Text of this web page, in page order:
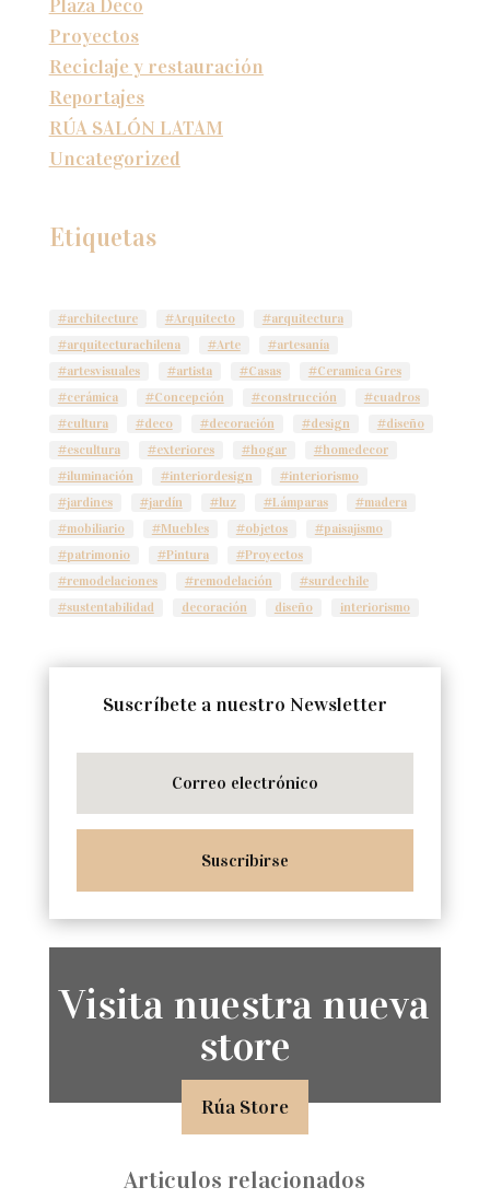
Plaza Deco
Proyectos
Reciclaje y restauración
Reportajes
RÚA SALÓN LATAM
Uncategorized
Etiquetas
#architecture #Arquitecto
#arquitectura
#arquitecturachilena
#Arte
#artesanía
#artesvisuales
#artista #Casas
#Ceramica Gres
#cerámica
#Concepción #construcción
#cuadros
#cultura
#deco #decoración #design
#diseño
#escultura
#exteriores #hogar
#homedecor
#iluminación
#interiordesign
#interiorismo
#jardines
#jardín #luz #Lámparas
#madera
#mobiliario
#Muebles #objetos
#paisajismo
#patrimonio
#Pintura
#Proyectos
#remodelaciones
#remodelación
#surdechile
#sustentabilidad
decoración diseño interiorismo
Suscríbete a nuestro Newsletter
Suscribirse
Visita nuestra nueva
store
Rúa Store
Articulos relacionados